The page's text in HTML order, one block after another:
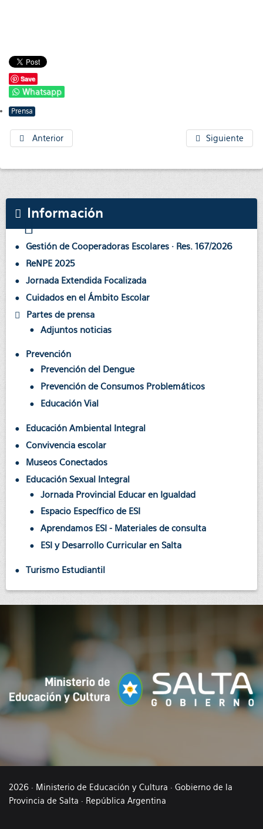
Save
Whatsapp
Prensa
Anterior Siguiente
Información
Gestión de Cooperadoras Escolares · Res. 167/2026
ReNPE 2025
Jornada Extendida Focalizada
Cuidados en el Ámbito Escolar
Partes de prensa
Adjuntos noticias
Prevención
Prevención del Dengue
Prevención de Consumos Problemáticos
Educación Vial
Educación Ambiental Integral
Convivencia escolar
Museos Conectados
Educación Sexual Integral
Jornada Provincial Educar en Igualdad
Espacio Específico de ESI
Aprendamos ESI - Materiales de consulta
ESI y Desarrollo Curricular en Salta
Turismo Estudiantil
2026 · Ministerio de Educación y Cultura · Gobierno de la
Provincia de Salta · República Argentina